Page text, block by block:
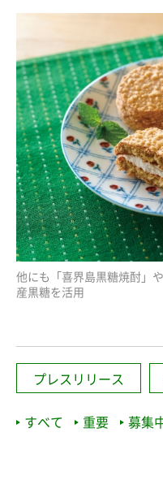
他にも「喜界島黒糖焼酎」
産黒糖を活用
プレスリリース
すべて 重要 募集